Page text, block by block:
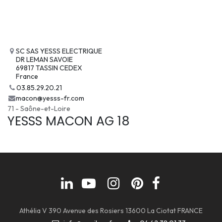
SC SAS YESSS ELECTRIQUE
DR LEMAN SAVOIE
69817 TASSIN CEDEX
France
03.85.29.20.21
macon@yesss-fr.com
71 - Saône-et-Loire
YESSS MACON AG 18
Athélia V 390 Avenue des Rosiers 13600 La Ciotat FRANCE